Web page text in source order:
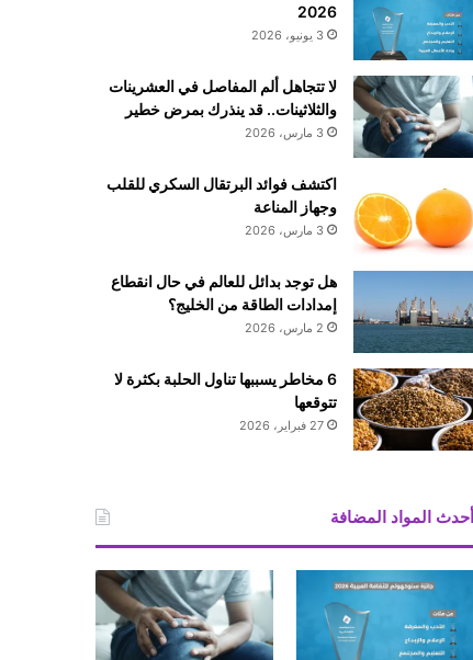
2026
3 يونيو، 2026
لا تتجاهل ألم المفاصل في العشرينات
والثلاثينات.. قد ينذرك بمرض خطير
3 مارس، 2026
اكتشف فوائد البرتقال السكري للقلب
وجهاز المناعة
3 مارس، 2026
هل توجد بدائل للعالم في حال انقطاع
إمدادات الطاقة من الخليج؟
2 مارس، 2026
6 مخاطر يسببها تناول الحلبة بكثرة لا
تتوقعها
27 فبراير، 2026
أحدث المواد المضافة